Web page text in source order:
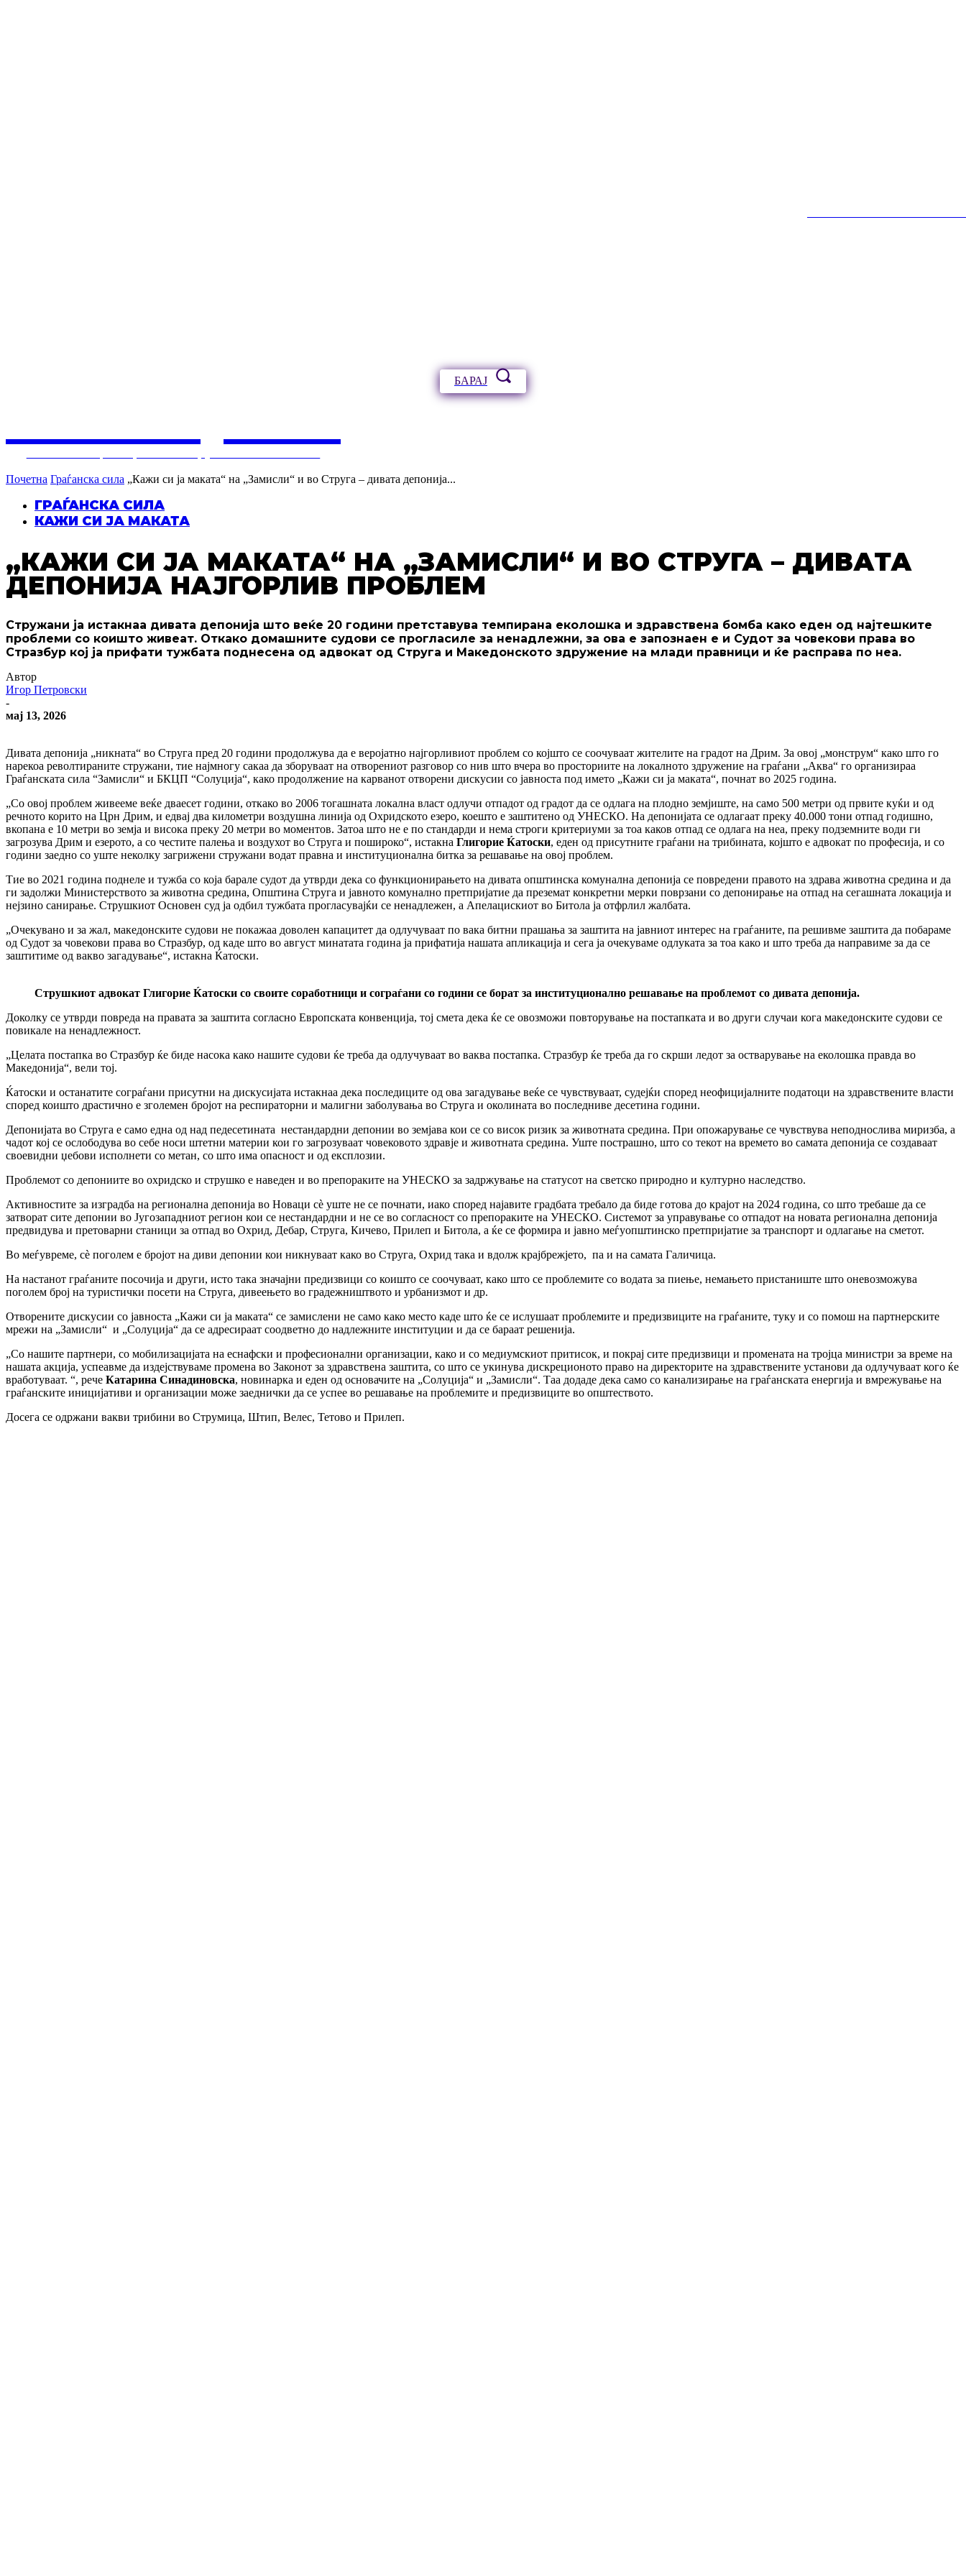
БАРАЈ
Почетна Граѓанска сила „Кажи си ја маката“ на „Замисли“ и во Струга – дивата депонија...
ГРАЃАНСКА СИЛА
КАЖИ СИ ЈА МАКАТА
„КАЖИ СИ ЈА МАКАТА“ НА „ЗАМИСЛИ“ И ВО СТРУГА – ДИВАТА
ДЕПОНИЈА НАЈГОРЛИВ ПРОБЛЕМ
Стружани ја истакнаа дивата депонија што веќе 20 години претставува темпирана еколошка и здравствена бомба како еден од најтешките
проблеми со коишто живеат. Откако домашните судови се прогласиле за ненадлежни, за ова е запознаен е и Судот за човекови права во
Стразбур кој ја прифати тужбата поднесена од адвокат од Струга и Македонското здружение на млади правници и ќе расправа по неа.
Автор
Игор Петровски
-
мај 13, 2026
Дивата депонија „никната“ во Струга пред 20 години продолжува да е веројатно најгорливиот проблем со којшто се соочуваат жителите на градот на Дрим. За овој „монструм“ како што го
нарекоа револтираните стружани, тие најмногу сакаа да зборуваат на отворениот разговор со нив што вчера во просториите на локалното здружение на граѓани „Аква“ го организираа
Граѓанската сила “Замисли“ и БКЦП “Солуција“, како продолжение на карванот отворени дискусии со јавноста под името „Кажи си ја маката“, почнат во 2025 година.
„Со овој проблем живееме веќе дваесет години, откако во 2006 тогашната локална власт одлучи отпадот од градот да се одлага на плодно земјиште, на само 500 метри од првите куќи и од
речното корито на Црн Дрим, и едвај два километри воздушна линија од Охридското езеро, коешто е заштитено од УНЕСКО. На депонијата се одлагаат преку 40.000 тони отпад годишно,
вкопана е 10 метри во земја и висока преку 20 метри во моментов. Затоа што не е по стандарди и нема строги критериуми за тоа каков отпад се одлага на неа, преку подземните води ги
загрозува Дрим и езерото, а со честите палења и воздухот во Струга и пошироко“, истакна Глигорие Ќатоски, еден од присутните граѓани на трибината, којшто е адвокат по професија, и со
години заедно со уште неколку загрижени стружани водат правна и институционална битка за решавање на овој проблем.
Тие во 2021 година поднеле и тужба со која барале судот да утврди дека со функционирањето на дивата општинска комунална депонија се повредени правото на здрава животна средина и да
ги задолжи Министерството за животна средина, Општина Струга и јавното комунално претпријатие да преземат конкретни мерки поврзани со депонирање на отпад на сегашната локација и
нејзино санирање. Струшкиот Основен суд ја одбил тужбата прогласувајќи се ненадлежен, а Апелацискиот во Битола ја отфрлил жалбата.
„Очекувано и за жал, македонските судови не покажаа доволен капацитет да одлучуваат по вака битни прашања за заштита на јавниот интерес на граѓаните, па решивме заштита да побараме
од Судот за човекови права во Стразбур, од каде што во август минатата година ја прифатија нашата апликација и сега ја очекуваме одлуката за тоа како и што треба да направиме за да се
заштитиме од вакво загадување“, истакна Ќатоски.
Струшкиот адвокат Глигорие Ќатоски со своите соработници и сограѓани со години се борат за институционално решавање на проблемот со дивата депонија.
Доколку се утврди повреда на правата за заштита согласно Европската конвенција, тој смета дека ќе се овозможи повторување на постапката и во други случаи кога македонските судови се
повикале на ненадлежност.
„Целата постапка во Стразбур ќе биде насока како нашите судови ќе треба да одлучуваат во ваква постапка. Стразбур ќе треба да го скрши ледот за остварување на еколошка правда во
Македонија“, вели тој.
Ќатоски и останатите сограѓани присутни на дискусијата истакнаа дека последиците од ова загадување веќе се чувствуваат, судејќи според неофицијалните податоци на здравствените власти
според коишто драстично е зголемен бројот на респираторни и малигни заболувања во Струга и околината во последниве десетина години.
Депонијата во Струга е само една од над педесетината нестандардни депонии во земјава кои се со висок ризик за животната средина. При опожарување се чувствува неподнослива миризба, а
чадот кој се ослободува во себе носи штетни материи кои го загрозуваат човековото здравје и животната средина. Уште пострашно, што со текот на времето во самата депонија се создаваат
своевидни џебови исполнети со метан, со што има опасност и од експлозии.
Проблемот со депониите во охридско и струшко е наведен и во препораките на УНЕСКО за задржување на статусот на светско природно и културно наследство.
Активностите за изградба на регионална депонија во Новаци сè уште не се почнати, иако според најавите градбата требало да биде готова до крајот на 2024 година, со што требаше да се
затворат сите депонии во Југозападниот регион кои се нестандардни и не се во согласност со препораките на УНЕСКО. Системот за управување со отпадот на новата регионална депонија
предвидува и претоварни станици за отпад во Охрид, Дебар, Струга, Кичево, Прилеп и Битола, а ќе се формира и јавно меѓуопштинско претпријатие за транспорт и одлагање на сметот.
Во меѓувреме, сѐ поголем е бројот на диви депонии кои никнуваат како во Струга, Охрид така и вдолж крајбрежјето, па и на самата Галичица.
На настанот граѓаните посочија и други, исто така значајни предизвици со коишто се соочуваат, како што се проблемите со водата за пиење, немањето пристаниште што оневозможува
поголем број на туристички посети на Струга, дивеењето во градежништвото и урбанизмот и др.
Отворените дискусии со јавноста „Кажи си ја маката“ се замислени не само како место каде што ќе се ислушаат проблемите и предизвиците на граѓаните, туку и со помош на партнерските
мрежи на „Замисли“ и „Солуција“ да се адресираат соодветно до надлежните институции и да се бараат решенија.
„Со нашите партнери, со мобилизацијата на еснафски и професионални организации, како и со медиумскиот притисок, и покрај сите предизвици и промената на тројца министри за време на
нашата акција, успеавме да издејствуваме промена во Законот за здравствена заштита, со што се укинува дискреционото право на директорите на здравствените установи да одлучуваат кого ќе
вработуваат. “, рече Катарина Синадиновска, новинарка и еден од основачите на „Солуција“ и „Замисли“. Таа додаде дека само со канализирање на граѓанската енергија и вмрежување на
граѓанските иницијативи и организации може заеднички да се успее во решавање на проблемите и предизвиците во општеството.
Досега се одржани вакви трибини во Струмица, Штип, Велес, Тетово и Прилеп.